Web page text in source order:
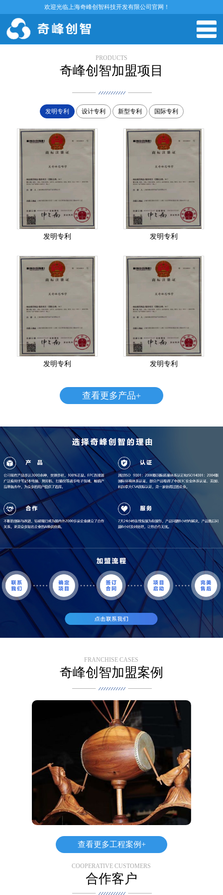
欢迎光临上海奇峰创智科技开发有限公司官网！
PRODUCTS
奇峰创智加盟项目
发明专利 设计专利 新型专利 国际专利
发明专利 发明专利
发明专利 发明专利
查看更多产品+
FRANCHISE CASES
奇峰创智加盟案例
查看更多工程案例+
COOPERATIVE CUSTOMERS
合作客户